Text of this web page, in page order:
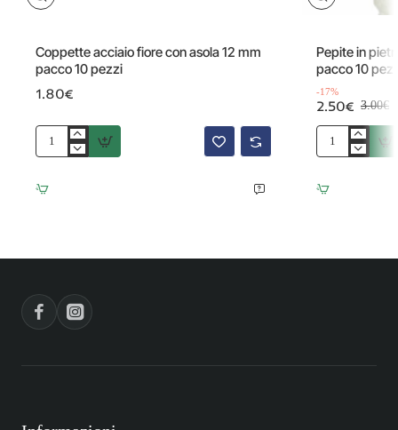
Coppette acciaio fiore con asola 12 mm
pacco 10 pezzi
1.80€
Coppette
fiore
con
pezzi
Pepite in
pacco 10
-17%
2.50€ 3.00€
Pepite
pietra
dura